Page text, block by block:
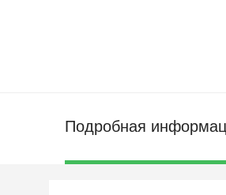
Подробная